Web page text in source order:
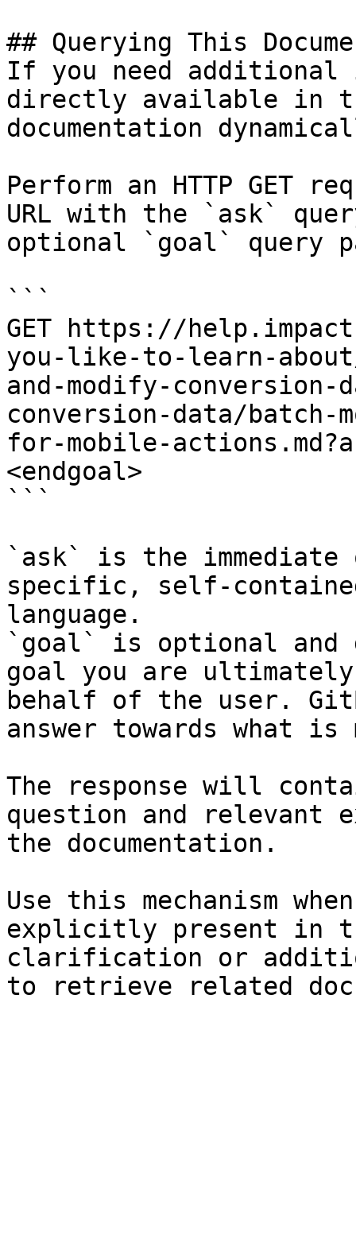
## Querying This
If you need
directly available in
documentation
Perform an HTTP GET
URL with the `ask`
optional `goal` query
```
GET https://
you-like-to-learn-
and-modify-conversion-
conversion-data/
for-mobile-
<endgoal>
```
`ask` is the
specific, self-
language.
`goal` is optional and
goal you are
behalf of the user.
answer towards what
The response will
question and relevant
the documentation.
Use this mechanism
explicitly present in
clarification or